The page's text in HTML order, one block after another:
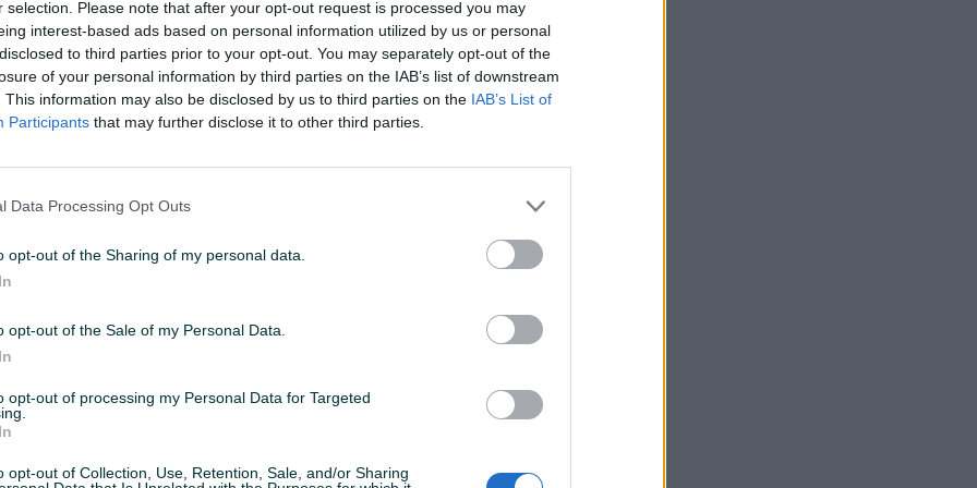
selection. Please note that after your opt-out request is processed you may
interest-based ads based on personal information utilized by us or personal
to third parties prior to your opt-out. You may separately opt-out of the
of your personal information by third parties on the IAB’s list of downstream
This information may also be disclosed by us to third parties on the IAB’s List of
Participants that may further disclose it to other third parties.
Data Processing Opt Outs
opt-out of the Sharing of my personal data.
opt-out of the Sale of my Personal Data.
opt-out of processing my Personal Data for Targeted
opt-out of Collection, Use, Retention, Sale, and/or Sharing
ID: 35621804 PREGLEDI: 165
shopu -
Technik brand je koji je nastao sa strašću za kvalitetom,
uvjete uporabe i za zahtjeve profesionalaca koji rade s
kovan na optimalnoj temperaturi, pažljivo žarenja i kaljenje